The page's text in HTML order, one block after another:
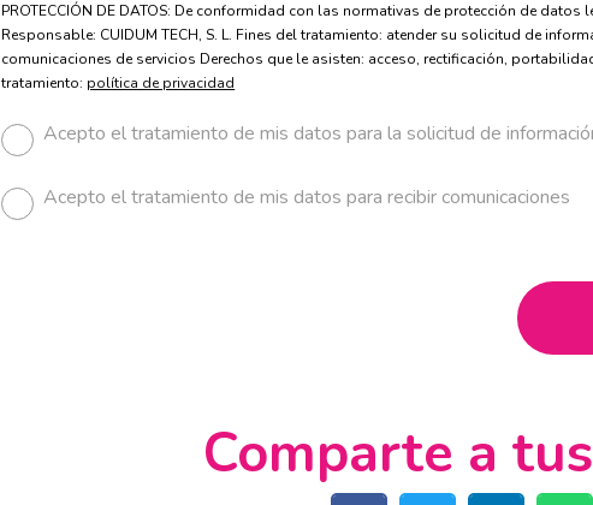
PROTECCIÓN DE DATOS: De conformidad con las normativas de protección de
Responsable: CUIDUM TECH, S. L. Fines del tratamiento: atender su solicitud de
comunicaciones de servicios Derechos que le asisten: acceso, rectificación,
tratamiento: política de privacidad
Acepto el tratamiento de mis datos para la solicitud de
Acepto el tratamiento de mis datos para recibir comunicaciones
Comparte a